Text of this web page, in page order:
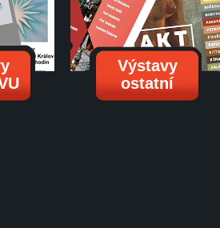
Výstavy
ostatní